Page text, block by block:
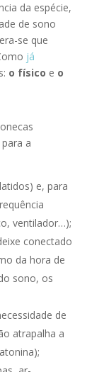
da espécie,
de sono
se que
já
o físico e o
a
e, para
ventilador…);
conectado
da hora de
sono, os
de
atrapalha a